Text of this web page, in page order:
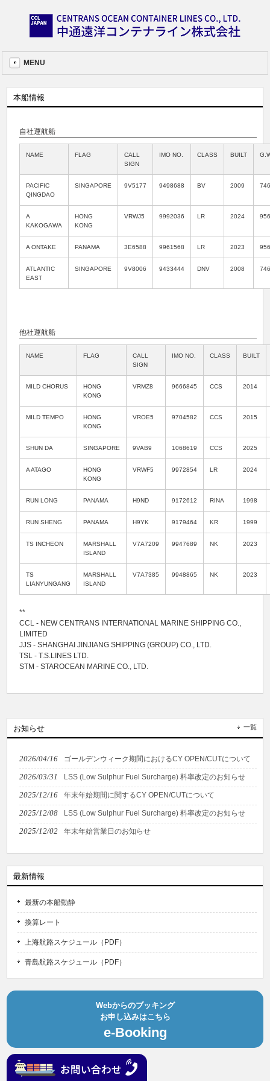
MENU
本船情報
自社運航船
NAME FLAG
CALL
SIGN
IMO NO. CLASS BUILT
PACIFIC
QINGDAO
SINGAPORE 9V5177 9498688 BV 2009
A
KAKOGAWA
HONG
KONG
VRWJ5 9992036 LR 2024
A ONTAKE PANAMA 3E6588 9961568 LR 2023
ATLANTIC
EAST
SINGAPORE 9V8006 9433444 DNV 2008
他社運航船
NAME FLAG
CALL
SIGN
IMO NO. CLASS BUILT
MILD CHORUS
HONG
KONG
VRMZ8 9666845 CCS 2014
MILD TEMPO
HONG
KONG
VROE5 9704582 CCS 2015
SHUN DA SINGAPORE 9VAB9 1068619 CCS 2025
A ATAGO
HONG
KONG
VRWF5 9972854 LR 2024
RUN LONG PANAMA H9ND 9172612 RINA 1998
RUN SHENG PANAMA H9YK 9179464 KR 1999
TS INCHEON
MARSHALL
ISLAND
V7A7209 9947689 NK 2023
TS
LIANYUNGANG
MARSHALL
ISLAND
V7A7385 9948865 NK 2023
**
CCL - NEW CENTRANS INTERNATIONAL MARINE SHIPPING CO.,
LIMITED
JJS - SHANGHAI JINJIANG SHIPPING (GROUP) CO., LTD.
TSL - T.S.LINES LTD.
STM - STAROCEAN MARINE CO., LTD.
お知らせ 一覧
2026/04/16 ゴールデンウィーク期間におけるCY OPEN/CUTについて
2026/03/31 LSS (Low Sulphur Fuel Surcharge) 料率改定のお知らせ
2025/12/16 年末年始期間に関するCY OPEN/CUTについて
2025/12/08 LSS (Low Sulphur Fuel Surcharge) 料率改定のお知らせ
2025/12/02 年末年始営業日のお知らせ
最新情報
最新の本船動静
換算レート
上海航路スケジュール（PDF）
青島航路スケジュール（PDF）
Webからのブッキング
お申し込みはこちら
e-Booking